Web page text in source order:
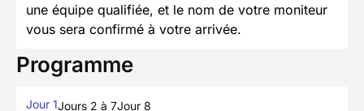
une équipe qualifiée, et le nom de votre moniteur
vous sera confirmé à votre arrivée.
Programme
Jour 1Jours 2 à 7Jour 8